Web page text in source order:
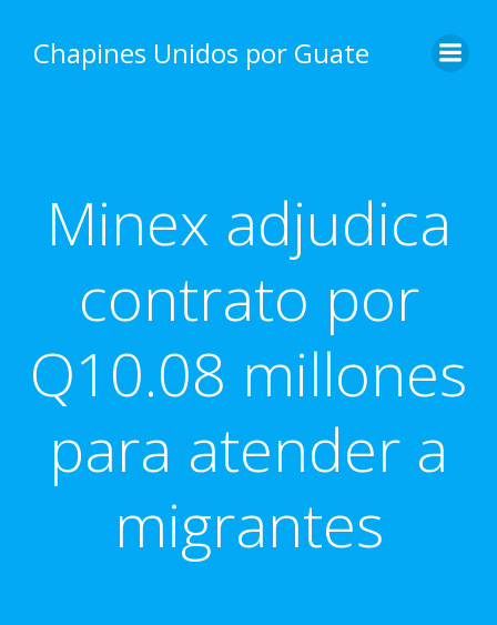
content
Chapines Unidos por Guate
Minex adjudica
contrato por
Q10.08 millones
para atender a
migrantes